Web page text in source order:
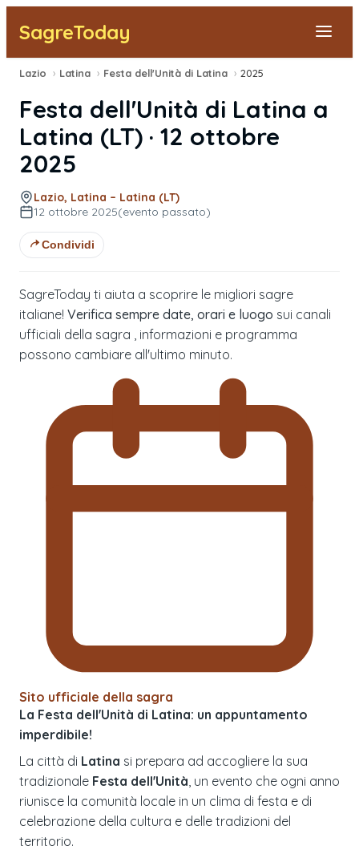
SagreToday
Segnala una sagra
Tutte le Sagre
Vicino a Me
Lazio › Latina › Festa dell'Unità di Latina › 2025
Festa dell'Unità di Latina a
Latina (LT) · 12 ottobre
2025
Lazio, Latina – Latina (LT)
12 ottobre 2025(evento passato)
Condividi
SagreToday ti aiuta a scoprire le migliori sagre
italiane! Verifica sempre date, orari e luogo sui canali
ufficiali della sagra , informazioni e programma
possono cambiare all'ultimo minuto.
Sito ufficiale della sagra
La Festa dell'Unità di Latina: un appuntamento
imperdibile!
La città di Latina si prepara ad accogliere la sua
tradizionale Festa dell'Unità , un evento che ogni anno
riunisce la comunità locale in un clima di festa e di
celebrazione della cultura e delle tradizioni del
territorio.